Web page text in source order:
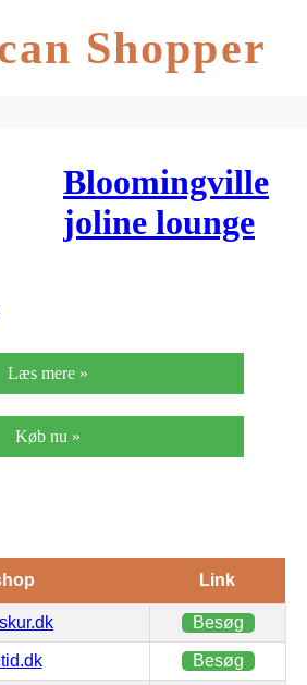
Shopper
Bloomingville
joline lounge
cm)
Læs mere »
Køb nu »
Link
Besøg
Besøg